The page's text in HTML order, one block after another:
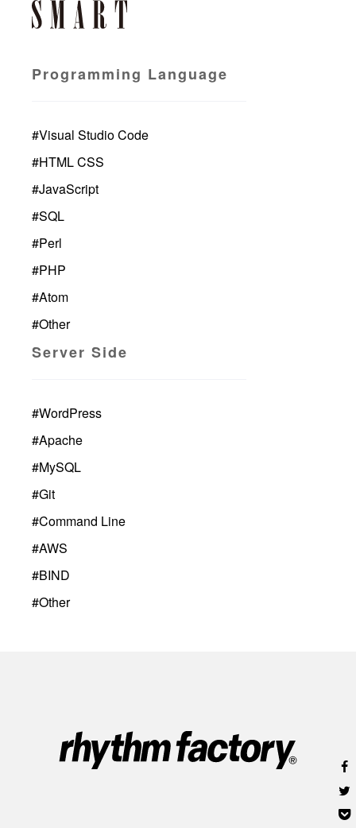
Programming Language
#Visual Studio Code
#HTML CSS
#JavaScript
#SQL
#Perl
#PHP
#Atom
#Other
Server Side
#WordPress
#Apache
#MySQL
#Git
#Command Line
#AWS
#BIND
#Other